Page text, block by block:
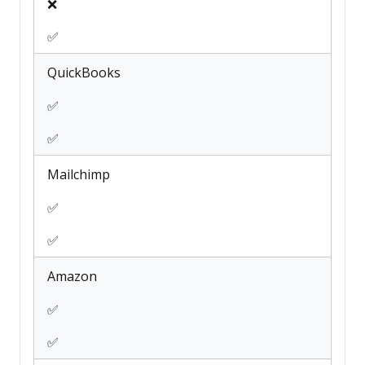
❌
✅
QuickBooks
✅
✅
Mailchimp
✅
✅
Amazon
✅
✅